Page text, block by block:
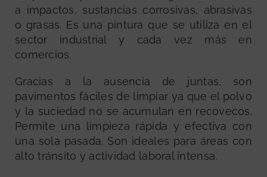
a impactos, sustancias corrosivas, abrasivas
o grasas. Es una pintura que se utiliza en el
sector industrial y cada vez más en
comercios.
Gracias a la ausencia de juntas, son
pavimentos fáciles de limpiar ya que el polvo
y la suciedad no se acumulan en recovecos.
Permite una limpieza rápida y efectiva con
una sola pasada. Son ideales para áreas con
alto tránsito y actividad laboral intensa.